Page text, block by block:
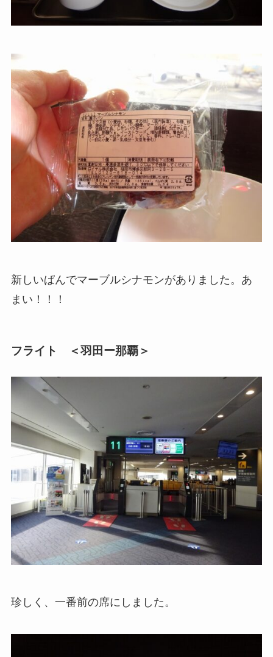
新しいぱんでマーブルシナモンがありました。あ
まい！！！
フライト ＜羽田ー那覇＞
珍しく、一番前の席にしました。